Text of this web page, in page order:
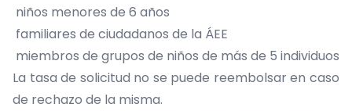
niños menores de 6 años
familiares de ciudadanos de la ÁEE
miembros de grupos de niños de más de 5 individuos
La tasa de solicitud no se puede reembolsar en caso
de rechazo de la misma.